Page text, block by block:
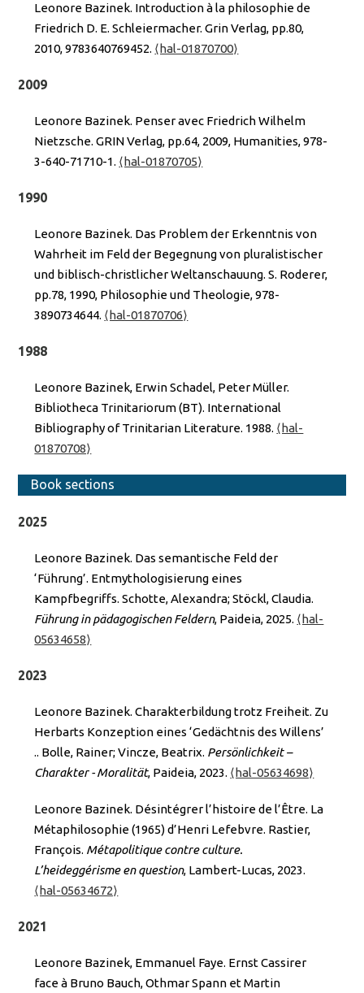
Leonore Bazinek. Introduction à la philosophie de
Friedrich D. E. Schleiermacher. Grin Verlag, pp.80,
2010, 9783640769452. ⟨hal-01870700⟩
2009
Leonore Bazinek. Penser avec Friedrich Wilhelm
Nietzsche. GRIN Verlag, pp.64, 2009, Humanities, 978-
3-640-71710-1. ⟨hal-01870705⟩
1990
Leonore Bazinek. Das Problem der Erkenntnis von
Wahrheit im Feld der Begegnung von pluralistischer
und biblisch-christlicher Weltanschauung. S. Roderer,
pp.78, 1990, Philosophie und Theologie, 978-
3890734644. ⟨hal-01870706⟩
1988
Leonore Bazinek, Erwin Schadel, Peter Müller.
Bibliotheca Trinitariorum (BT). International
Bibliography of Trinitarian Literature. 1988. ⟨hal-
01870708⟩
Book sections
2025
Leonore Bazinek. Das semantische Feld der
‘Führung’. Entmythologisierung eines
Kampfbegriffs. Schotte, Alexandra; Stöckl, Claudia.
Führung in pädagogischen Feldern, Paideia, 2025. ⟨hal-
05634658⟩
2023
Leonore Bazinek. Charakterbildung trotz Freiheit. Zu
Herbarts Konzeption eines ‘Gedächtnis des Willens’
.. Bolle, Rainer; Vincze, Beatrix. Persönlichkeit –
Charakter - Moralität, Paideia, 2023. ⟨hal-05634698⟩
Leonore Bazinek. Désintégrer l’histoire de l’Être. La
Métaphilosophie (1965) d’Henri Lefebvre. Rastier,
François. Métapolitique contre culture.
L’heideggérisme en question, Lambert-Lucas, 2023.
⟨hal-05634672⟩
2021
Leonore Bazinek, Emmanuel Faye. Ernst Cassirer
face à Bruno Bauch, Othmar Spann et Martin